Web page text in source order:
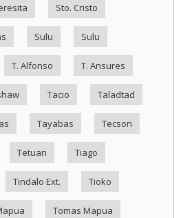
Sto. Cristo
Sulu Sulu
T. Alfonso T. Ansures
Tacio Taladtad
Tayabas Tecson
Tetuan Tiago
Tindalo Ext. Tioko
Tomas Mapua